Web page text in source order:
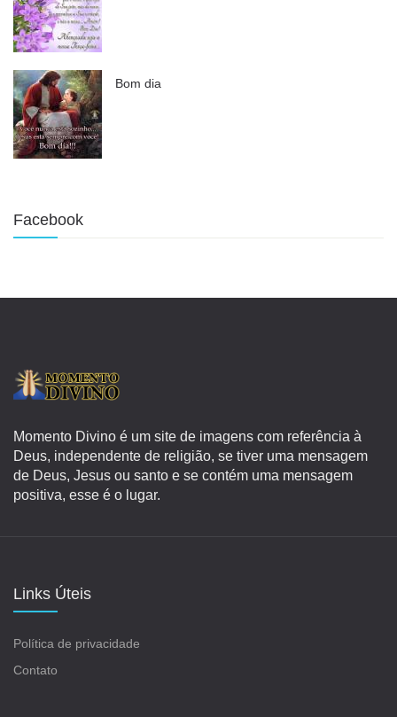
Bom dia
Facebook
Momento Divino é um site de imagens com referência à
Deus, independente de religião, se tiver uma mensagem
de Deus, Jesus ou santo e se contém uma mensagem
positiva, esse é o lugar.
Links Úteis
Política de privacidade
Contato